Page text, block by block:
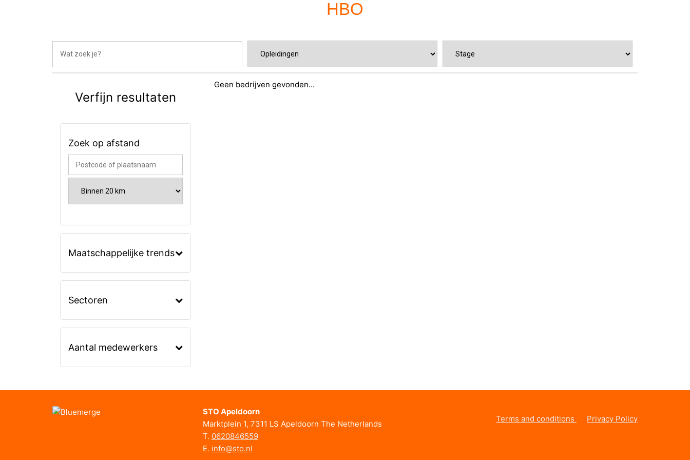
HBO
Verfijn resultaten
Zoek op afstand
Maatschappelijke trends
Sectoren
Aantal medewerkers
Geen bedrijven gevonden...
STO Apeldoorn
Marktplein 1, 7311 LS Apeldoorn The Netherlands
T. 0620846559
E. info@sto.nl
Terms and conditions Privacy Policy